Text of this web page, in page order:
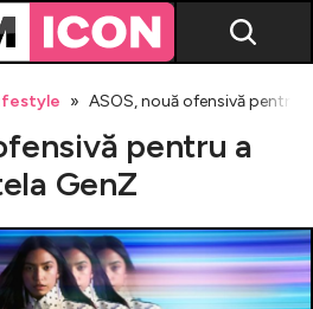
news
ASOS, nouă ofensivă pentru
pentru a
GenZ